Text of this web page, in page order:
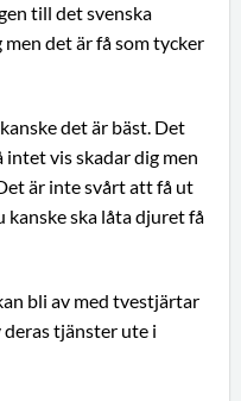
till det svenska
det är få som tycker
det är bäst. Det
intet vis skadar dig men
är inte svårt att få ut
ska låta djuret få
bli av med tvestjärtar
tjänster ute i